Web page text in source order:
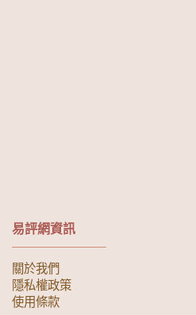
易評網資訊
關於我們
隱私權政策
使用條款